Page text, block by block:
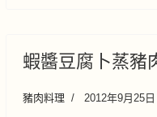
蝦醬豆腐卜蒸豬
豬肉料理 2012年9月25日